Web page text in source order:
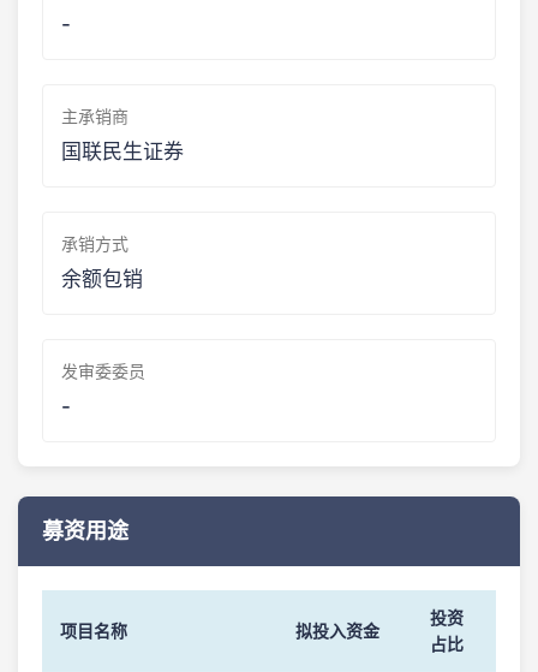
-
主承销商
国联民生证券
承销方式
余额包销
发审委委员
-
募资用途
项目名称 拟投入资金
投资
占比